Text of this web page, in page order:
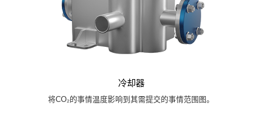
冷却器
将CO₂的事情温度影响到其需提交的事情范围图。